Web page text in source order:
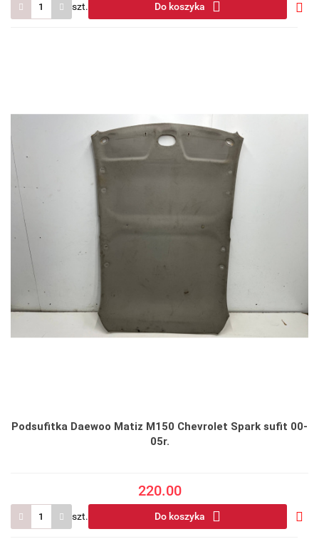
szt. Do koszyka
Podsufitka Daewoo Matiz M150 Chevrolet Spark sufit 00-
05r.
220.00
szt. Do koszyka